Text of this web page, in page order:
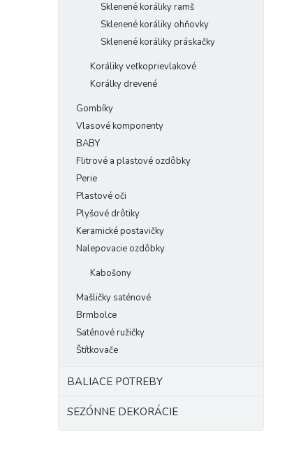
Sklenené koráliky ramš
Sklenené koráliky ohňovky
Sklenené koráliky práskačky
Koráliky veľkoprievlakové
Korálky drevené
Gombíky
Vlasové komponenty
BABY
Flitrové a plastové ozdôbky
Perie
Plastové oči
Plyšové drôtiky
Keramické postavičky
Nalepovacie ozdôbky
Kabošony
Mašličky saténové
Brmbolce
Saténové ružičky
Štítkovače
BALIACE POTREBY
SEZÓNNE DEKORÁCIE